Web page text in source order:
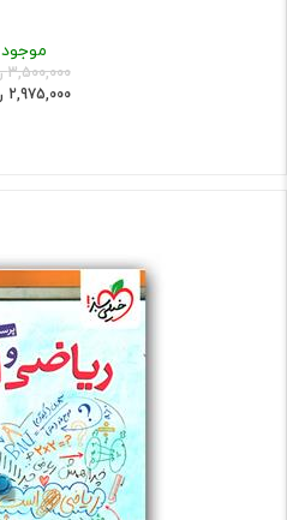
موجود
3,500,000 ریال
2,975,000 ریال